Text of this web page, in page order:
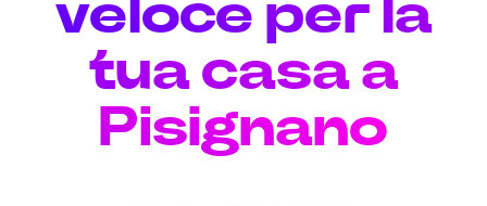
veloce per la
tua casa a
Pisignano